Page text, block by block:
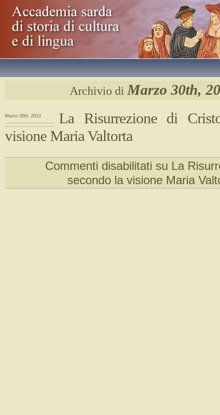
Archivio di Marzo 30th,
Marzo 30th, 2013
La Risurrezione di
visione Maria Valtorta
Commenti disabilitati su La
secondo la visione Maria